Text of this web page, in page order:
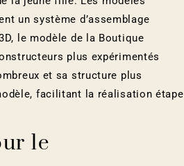
un système d’assemblage
le modèle de la Boutique
plus expérimentés
et sa structure plus
facilitant la réalisation étape
le